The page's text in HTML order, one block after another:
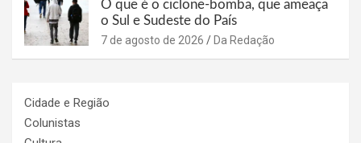
O que é o ciclone-bomba, que ameaça
o Sul e Sudeste do País
7 de agosto de 2026 Da Redação
Cidade e Região
Colunistas